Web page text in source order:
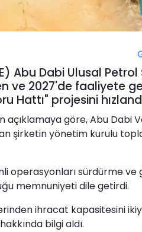
Abu Dabi Ulusal
ve 2027'de faaliyete
Hattı" projesini
açıklamaya göre, Abu Dabi
şirketin yönetim kurulu
operasyonları sürdürme ve
memnuniyeti dile getirdi.
ihracat kapasitesini
bilgi aldı.